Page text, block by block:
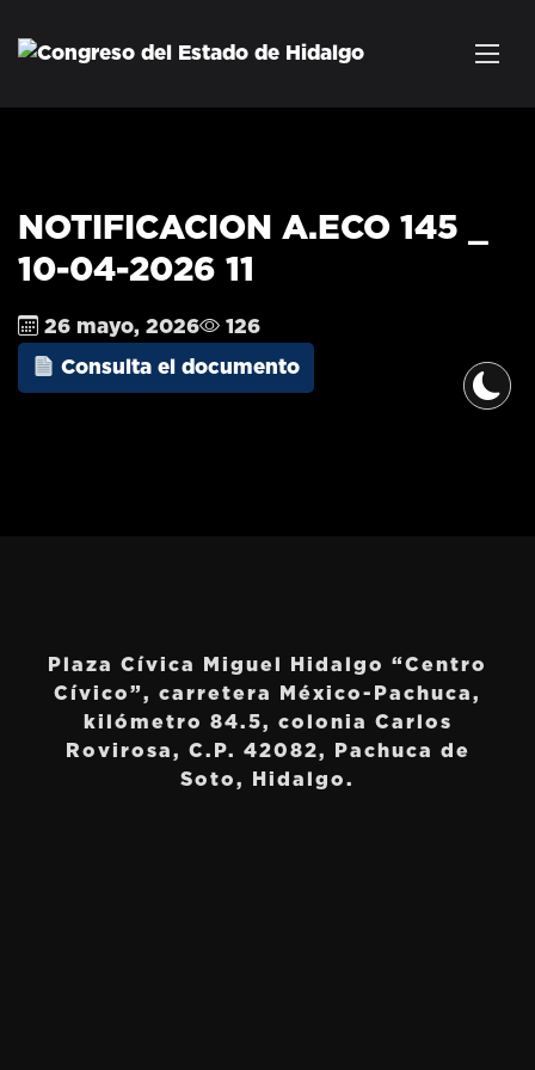
NOTIFICACION A.ECO 145 _
10-04-2026 11
26 mayo, 2026
126
Consulta el documento
Plaza Cívica Miguel Hidalgo “Centro
Cívico”, carretera México-Pachuca,
kilómetro 84.5, colonia Carlos
Rovirosa, C.P. 42082, Pachuca de
Soto, Hidalgo.